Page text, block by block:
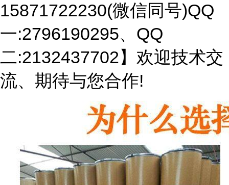
15871722230(微信同号)QQ
一:2796190295、QQ
二:2132437702】欢迎技术交
流、期待与您合作!